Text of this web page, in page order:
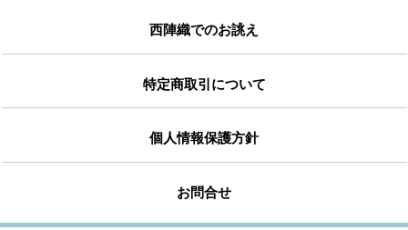
西陣織でのお誂え
特定商取引について
個人情報保護方針
お問合せ